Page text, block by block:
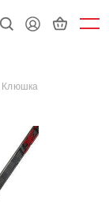
Клюшка